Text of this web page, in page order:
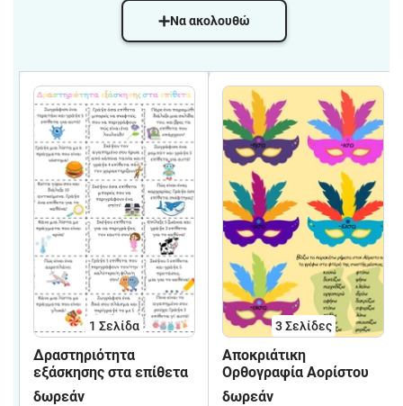
Να ακολουθώ
1 Σελίδα
Δραστηριότητα
εξάσκησης στα επίθετα
δωρεάν
3 Σελίδες
Αποκριάτικη
Ορθογραφία Αορίστου
δωρεάν